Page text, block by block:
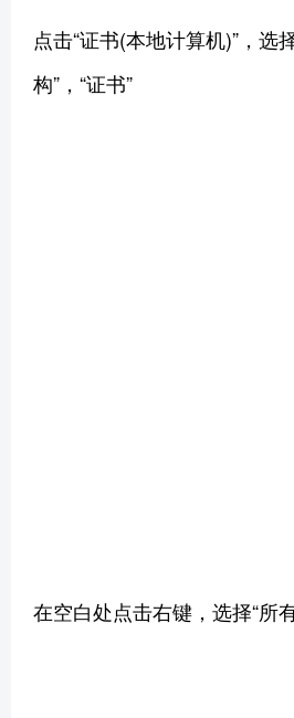
点击“证书(本地计算机)”，选
构”，“证书”
在空白处点击右键，选择“所有